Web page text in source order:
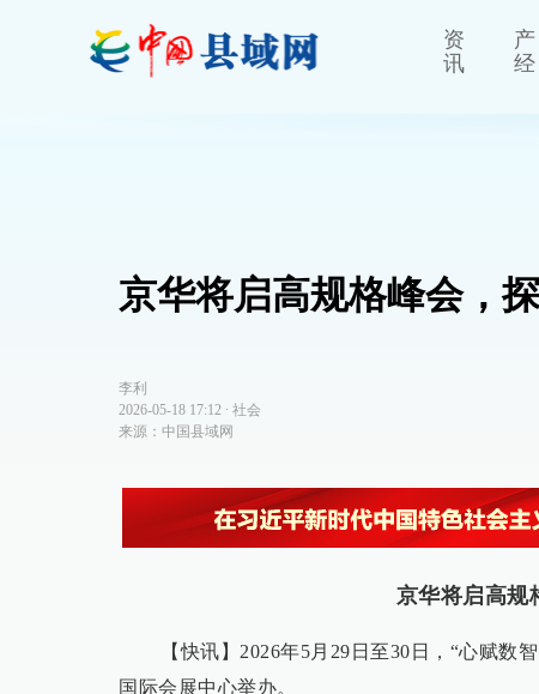
资
讯
产
经
京华将启高规格峰会，
李利
2026-05-18 17:12 ∙ 社会
来源：中国县域网
京华将启高规
【快讯】2026年5月29日至30日，“心赋数
国际会展中心举办。